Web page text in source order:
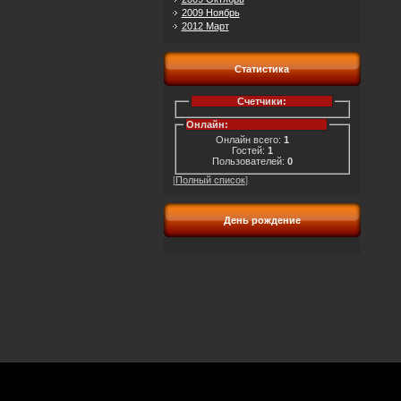
2009 Ноябрь
2012 Март
Статистика
Счетчики:
Онлайн:
Онлайн всего: 1
Гостей: 1
Пользователей: 0
[Полный список]
День рождение